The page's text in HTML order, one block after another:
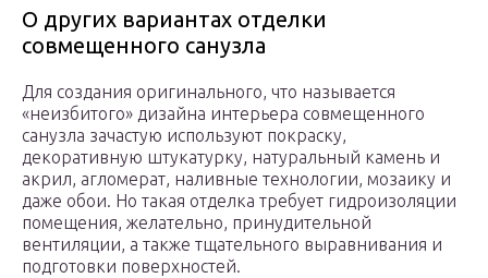
О других вариантах отделки
совмещенного санузла
Для создания оригинального, что называется
«неизбитого» дизайна интерьера совмещенного
санузла зачастую используют покраску,
декоративную штукатурку, натуральный камень и
акрил, агломерат, наливные технологии, мозаику и
даже обои. Но такая отделка требует гидроизоляции
помещения, желательно, принудительной
вентиляции, а также тщательного выравнивания и
подготовки поверхностей.